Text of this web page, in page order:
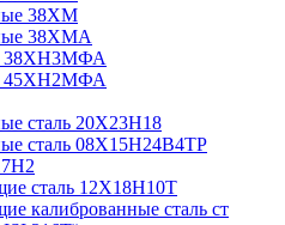
38ХМ
38ХМА
38XH3MФА
45ХН2МФА
сталь 20Х23Н18
сталь 08Х15Н24В4ТР
сталь 12Х18Н10Т
калиброванные сталь ст